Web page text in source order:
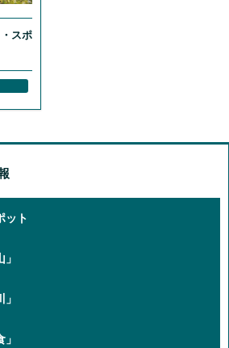
スポ
ット